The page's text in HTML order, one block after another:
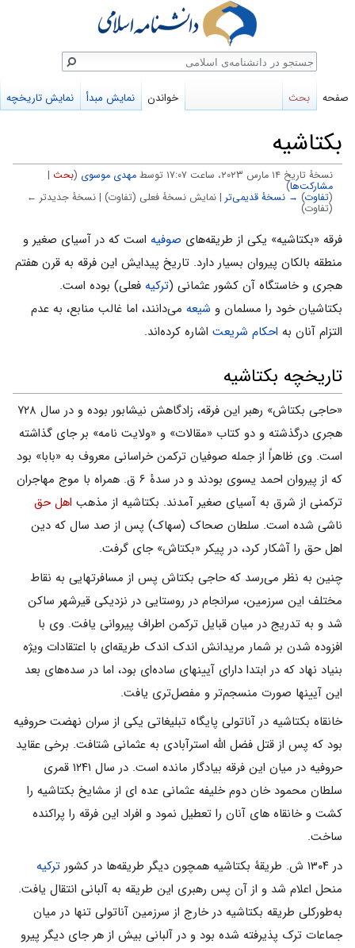
بکتاشیه
نسخهٔ تاریخ ‏۱۴ مارس ۲۰۲۳، ساعت ۱۷:۰۷ توسط مهدی موسوی (بحث |
مشارکت‌ها)
(تفاوت) → نسخهٔ قدیمی‌تر| نمایش نسخهٔ فعلی (تفاوت) | نسخهٔ جدیدتر ←
(تفاوت)
پرش
به
ناوبری
پرش
به
جستجو
فرقه «بکتاشیه» یکی‌ از طریقه‌های‌ صوفیه‌ است که‌ در آسیای‌ صغیر و
منطقه بالکان‌ پیروان‌ بسیار دارد. تاریخ پیدایش این فرقه به قرن هفتم
هجرى و خاستگاه آن کشور عثمانى (ترکیه فعلی) بوده است.
بکتاشیان‌ خود را مسلمان‌ و شیعه‌ می‌دانند، اما غالب‌ منابع‌، به‌ عدم‌
التزام‌ آنان‌ به‌ احکام‌ شریعت‌ اشاره‌ کرده‌اند.
تاریخچه بکتاشیه
«حاجی بکتاش» رهبر این فرقه، زادگاهش نیشابور بوده و در سال ۷۲۸
هجرى درگذشته و دو کتاب «مقالات» و «ولایت نامه» بر جاى گذاشته
است. وی‌ ظاهراً از جمله صوفیان‌ ترکمن‌ خراسانی‌ معروف‌ به «بابا» بود
که‌ از پیروان‌ احمد یسوی‌ بودند و در سدۀ ۶ ق‌. همراه‌ با موج‌ مهاجران‌
ترکمنی‌ از شرق‌ به‌ آسیای‌ صغیر آمدند. بکتاشیه از مذهب اهل حق
ناشى شده است. سلطان صحاک (سهاک) پس از صد سال که دین
اهل حق را آشکار کرد، در پیکر «بکتاش» جاى گرفت.
چنین‌ به‌ نظر می‌رسد که‌ حاجی‌ بکتاش‌ پس‌ از مسافرتهایی‌ به‌ نقاط
مختلف‌ این‌ سرزمین‌، سرانجام‌ در روستایی‌ در نزدیکی‌ قیرشهر ساکن‌
شد و به‌ تدریج‌ در میان‌ قبایل‌ ترکمن‌ اطراف‌ پیروانی‌ یافت‌. وی‌ با
افزوده‌ شدن‌ بر شمار مریدانش‌ اندک‌ اندک‌ طریقه‌ای‌ با اعتقادات‌ ویژه‌
بنیاد نهاد که‌ در ابتدا دارای‌ آیینهای‌ ساده‌ای‌ بود، اما در سده‌های‌ بعد
این آیینها صورت‌ منسجم‌تر و مفصل‌تری‌ یافت‌.
خانقاه بکتاشیه در آناتولى پایگاه تبلیغاتى یکى از سران نهضت حروفیه
بود که پس از قتل فضل الله استرآبادى به عثمانى شتافت. برخى عقاید
حروفیه در میان این فرقه بیادگار مانده است. در سال ۱۲۴۱ قمرى
سلطان محمود خان دوم خلیفه عثمانى عده اى از مشایخ بکتاشیه را
کشت و خانقاه هاى آنان را تعطیل نمود و افراد این فرقه را پراکنده
ساخت.
در ۱۳۰۴ ش‌. طریقۀ بکتاشیه‌ همچون‌ دیگر طریقه‌ها در کشور
ترکیه‌
منحل‌ اعلام‌ شد و از آن‌ پس‌ رهبری‌ این‌ طریقه‌ به‌ آلبانی‌ انتقال‌ یافت‌.
به‌طورکلی‌ طریقه بکتاشیه‌ در خارج‌ از سرزمین‌ آناتولی‌ تنها در میان‌
جماعات‌ ترک‌ پذیرفته‌ شده‌ بود و در آلبانی‌ بیش‌ از هر جای‌ دیگر پیرو
صفحه بحث خواندن نمایش مبدأ نمایش تاریخچه
جستجو